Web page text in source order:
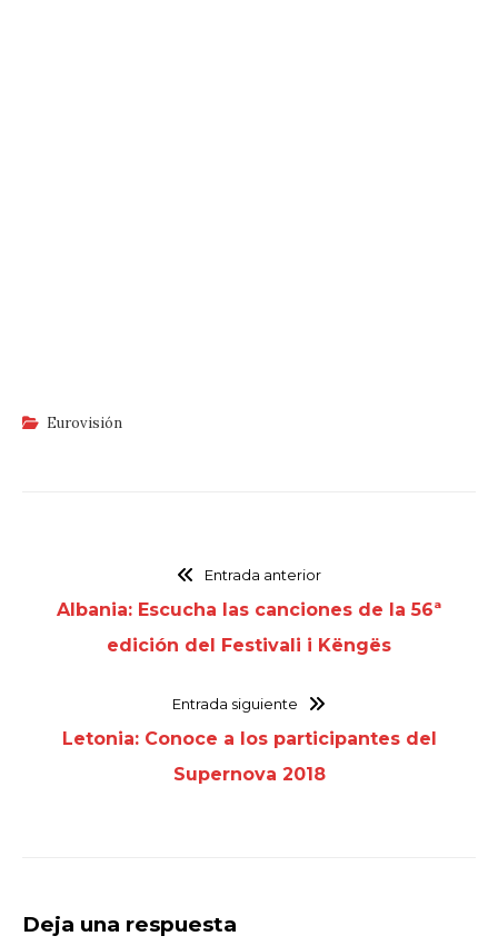
Eurovisión
Entrada anterior
Albania: Escucha las canciones de la 56ª
edición del Festivali i Këngës
Entrada siguiente
Letonia: Conoce a los participantes del
Supernova 2018
Deja una respuesta